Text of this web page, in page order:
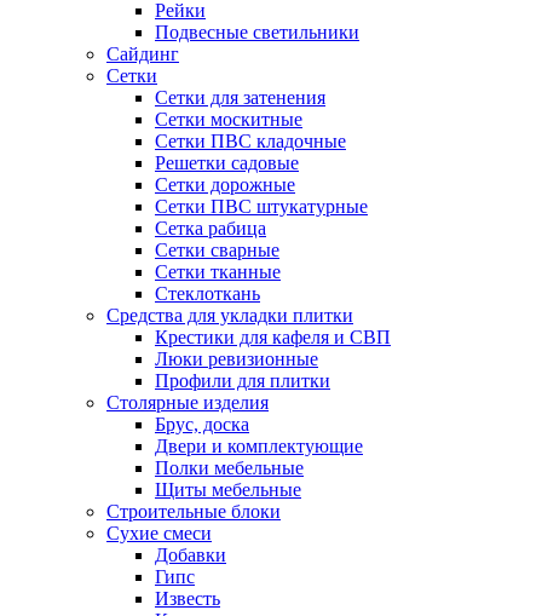
Рейки
Подвесные светильники
Сайдинг
Сетки
Сетки для затенения
Сетки москитные
Сетки ПВС кладочные
Решетки садовые
Сетки дорожные
Сетки ПВС штукатурные
Сетка рабица
Сетки сварные
Сетки тканные
Стеклоткань
Средства для укладки плитки
Крестики для кафеля и СВП
Люки ревизионные
Профили для плитки
Столярные изделия
Брус, доска
Двери и комплектующие
Полки мебельные
Щиты мебельные
Строительные блоки
Сухие смеси
Добавки
Гипс
Известь